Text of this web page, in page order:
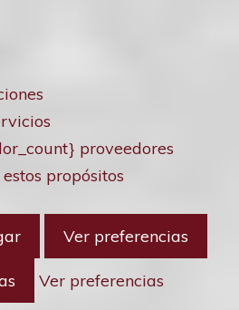
proveedores
propósitos
Ver preferencias
Ver preferencias